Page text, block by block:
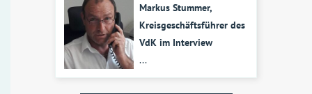
Markus Stummer,
Kreisgeschäftsführer des
VdK im Interview
...